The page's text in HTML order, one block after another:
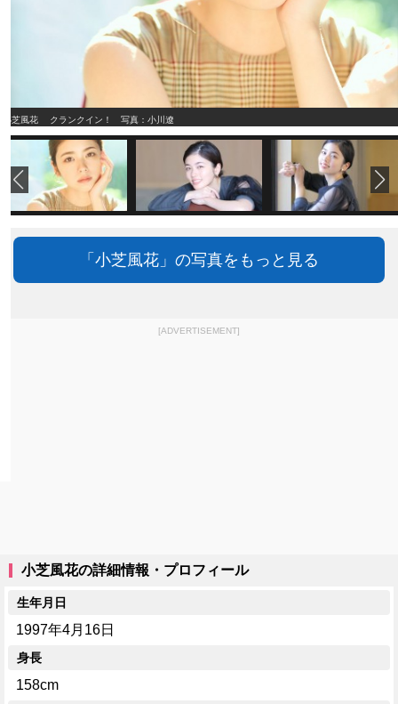
小芝風花 クランクイン！ 写真：小川遼
「小芝風花」の写真をもっと見る
[ADVERTISEMENT]
小芝風花の詳細情報・プロフィール
生年月日
1997年4月16日
身長
158cm